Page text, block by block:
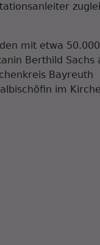
mit etwa 50.000
Berthild Sachs
Bayreuth
im